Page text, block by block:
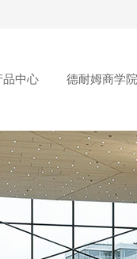
品中心 德耐姆商学院